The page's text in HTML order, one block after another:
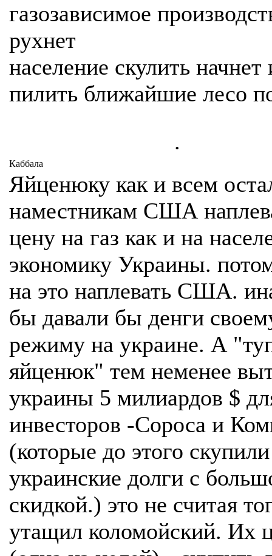
газозависимое
рухнет
население скулить начнет
пилить ближайшие лесо
.
Каббала
Яйценюку как и всем
наместникам США
цену на газ как и на
экономику Украины.
на это наплевать США.
бы давали бы денги
режиму на украине. А
яйценюк" тем неменее
украины 5 милиардов $
инвесторов -Сороса и
(которые до этого скупили
украинские долги с
скидкой.) это не считая
утащил коломойский. Их